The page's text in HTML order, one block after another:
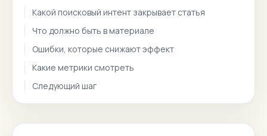
Какой поисковый интент закрывает статья
Что должно быть в материале
Ошибки, которые снижают эффект
Какие метрики смотреть
Следующий шаг